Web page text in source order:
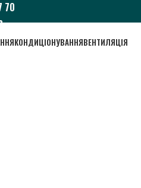
70
КОНДИЦІОНУВАННЯВЕНТИЛЯЦІЯ